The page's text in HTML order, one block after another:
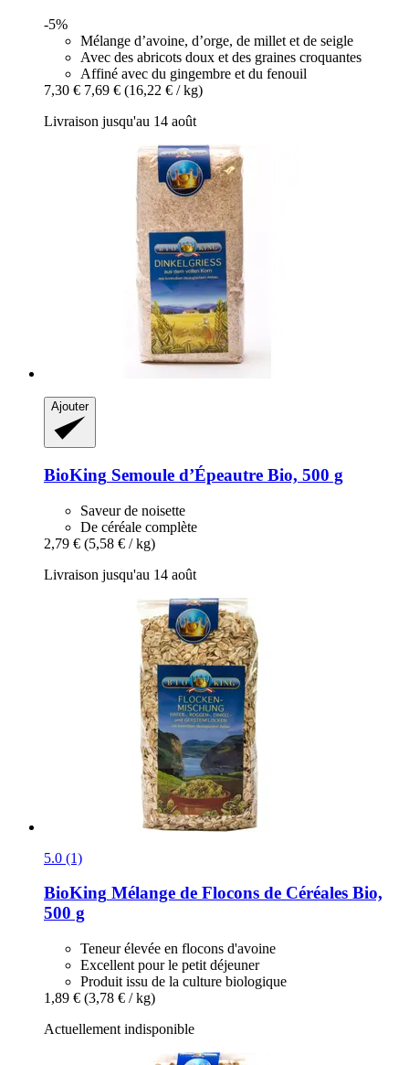
-5%
Mélange d’avoine, d’orge, de millet et de seigle
Avec des abricots doux et des graines croquantes
Affiné avec du gingembre et du fenouil
7,30 € 7,69 € (16,22 € / kg)
Livraison jusqu'au 14 août
Ajouter
BioKing Semoule d’Épeautre Bio, 500 g
Saveur de noisette
De céréale complète
2,79 € (5,58 € / kg)
Livraison jusqu'au 14 août
5.0 (1)
BioKing Mélange de Flocons de Céréales Bio,
500 g
Teneur élevée en flocons d'avoine
Excellent pour le petit déjeuner
Produit issu de la culture biologique
1,89 € (3,78 € / kg)
Actuellement indisponible